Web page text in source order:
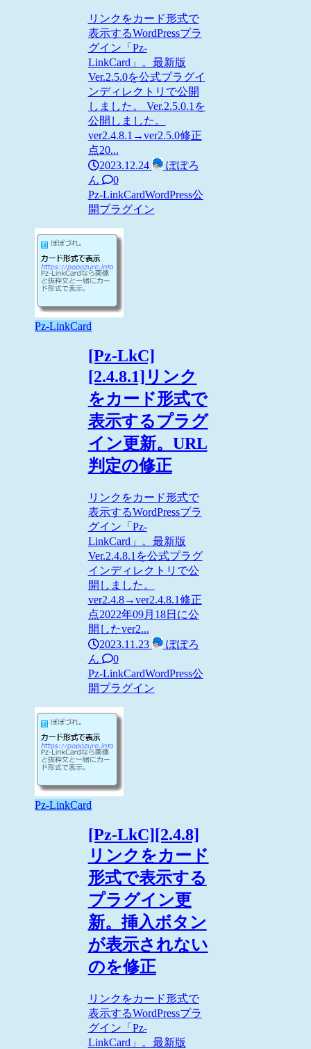
リンクをカード形式で
表示するWordPressプラ
グイン「Pz-
LinkCard」。最新版
Ver.2.5.0を公式プラグイ
ンディレクトリで公開
しました。 Ver.2.5.0.1を
公開しました。
ver2.4.8.1→ver2.5.0修正
点20...
2023.12.24
ぽぽろ
ん
0
Pz-LinkCardWordPress公
開プラグイン
Pz-LinkCard
[Pz-LkC]
[2.4.8.1]リンク
をカード形式で
表示するプラグ
イン更新。URL
判定の修正
リンクをカード形式で
表示するWordPressプラ
グイン「Pz-
LinkCard」。最新版
Ver.2.4.8.1を公式プラグ
インディレクトリで公
開しました。
ver2.4.8→ver2.4.8.1修正
点2022年09月18日に公
開したver2...
2023.11.23
ぽぽろ
ん
0
Pz-LinkCardWordPress公
開プラグイン
Pz-LinkCard
[Pz-LkC][2.4.8]
リンクをカード
形式で表示する
プラグイン更
新。挿入ボタン
が表示されない
のを修正
リンクをカード形式で
表示するWordPressプラ
グイン「Pz-
LinkCard」。最新版